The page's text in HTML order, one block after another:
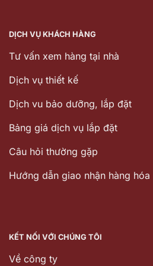
DỊCH VỤ KHÁCH HÀNG
Tư vấn xem hàng tại nhà
Dịch vụ thiết kế
Dịch vu bảo dưỡng, lắp đặt
Bảng giá dịch vụ lắp đặt
Câu hỏi thường gặp
Hướng dẫn giao nhận hàng hóa
KẾT NỐI VỚI CHÚNG TÔI
Về công ty